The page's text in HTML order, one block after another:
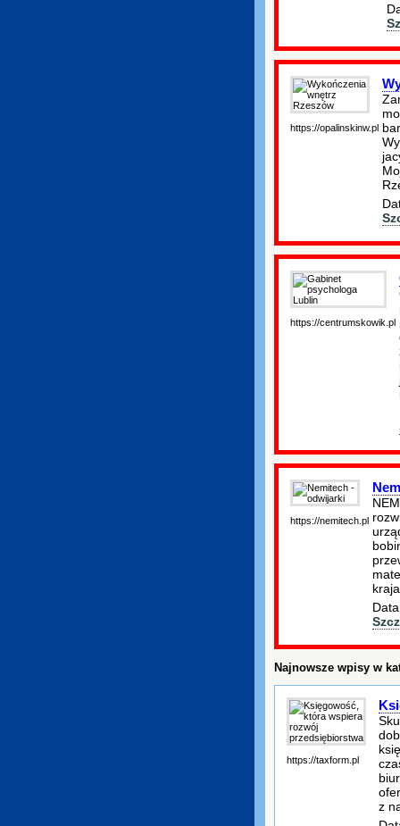
https://opalinskinw.pl
https://centrumskowik.pl
https://nemitech.pl
Najnowsze wpisy w
https://taxform.pl
z